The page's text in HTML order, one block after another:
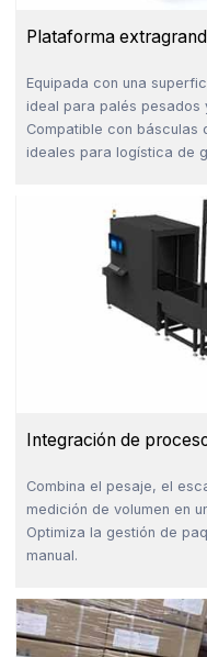
Plataforma
Equipada con una
ideal para palés pesados
Compatible con básculas
ideales para logística de
Integración de
Combina el pesaje, el
medición de volumen en
Optimiza la gestión de
manual.